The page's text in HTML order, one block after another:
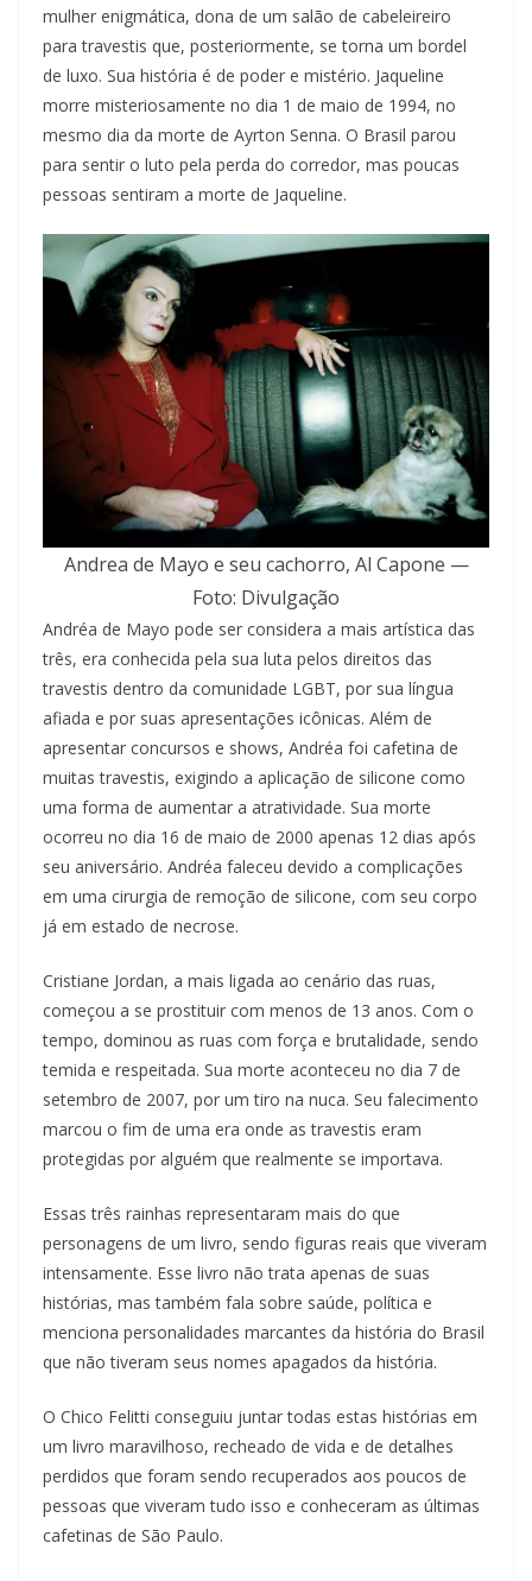
mulher enigmática, dona de um salão de cabeleireiro
para travestis que, posteriormente, se torna um bordel
de luxo. Sua história é de poder e mistério. Jaqueline
morre misteriosamente no dia 1 de maio de 1994, no
mesmo dia da morte de Ayrton Senna. O Brasil parou
para sentir o luto pela perda do corredor, mas poucas
pessoas sentiram a morte de Jaqueline.
Andrea de Mayo e seu cachorro, Al Capone —
Foto: Divulgação
Andréa de Mayo pode ser considera a mais artística das
três, era conhecida pela sua luta pelos direitos das
travestis dentro da comunidade LGBT, por sua língua
afiada e por suas apresentações icônicas. Além de
apresentar concursos e shows, Andréa foi cafetina de
muitas travestis, exigindo a aplicação de silicone como
uma forma de aumentar a atratividade. Sua morte
ocorreu no dia 16 de maio de 2000 apenas 12 dias após
seu aniversário. Andréa faleceu devido a complicações
em uma cirurgia de remoção de silicone, com seu corpo
já em estado de necrose.
Cristiane Jordan, a mais ligada ao cenário das ruas,
começou a se prostituir com menos de 13 anos. Com o
tempo, dominou as ruas com força e brutalidade, sendo
temida e respeitada. Sua morte aconteceu no dia 7 de
setembro de 2007, por um tiro na nuca. Seu falecimento
marcou o fim de uma era onde as travestis eram
protegidas por alguém que realmente se importava.
Essas três rainhas representaram mais do que
personagens de um livro, sendo figuras reais que viveram
intensamente. Esse livro não trata apenas de suas
histórias, mas também fala sobre saúde, política e
menciona personalidades marcantes da história do Brasil
que não tiveram seus nomes apagados da história.
O Chico Felitti conseguiu juntar todas estas histórias em
um livro maravilhoso, recheado de vida e de detalhes
perdidos que foram sendo recuperados aos poucos de
pessoas que viveram tudo isso e conheceram as últimas
cafetinas de São Paulo.